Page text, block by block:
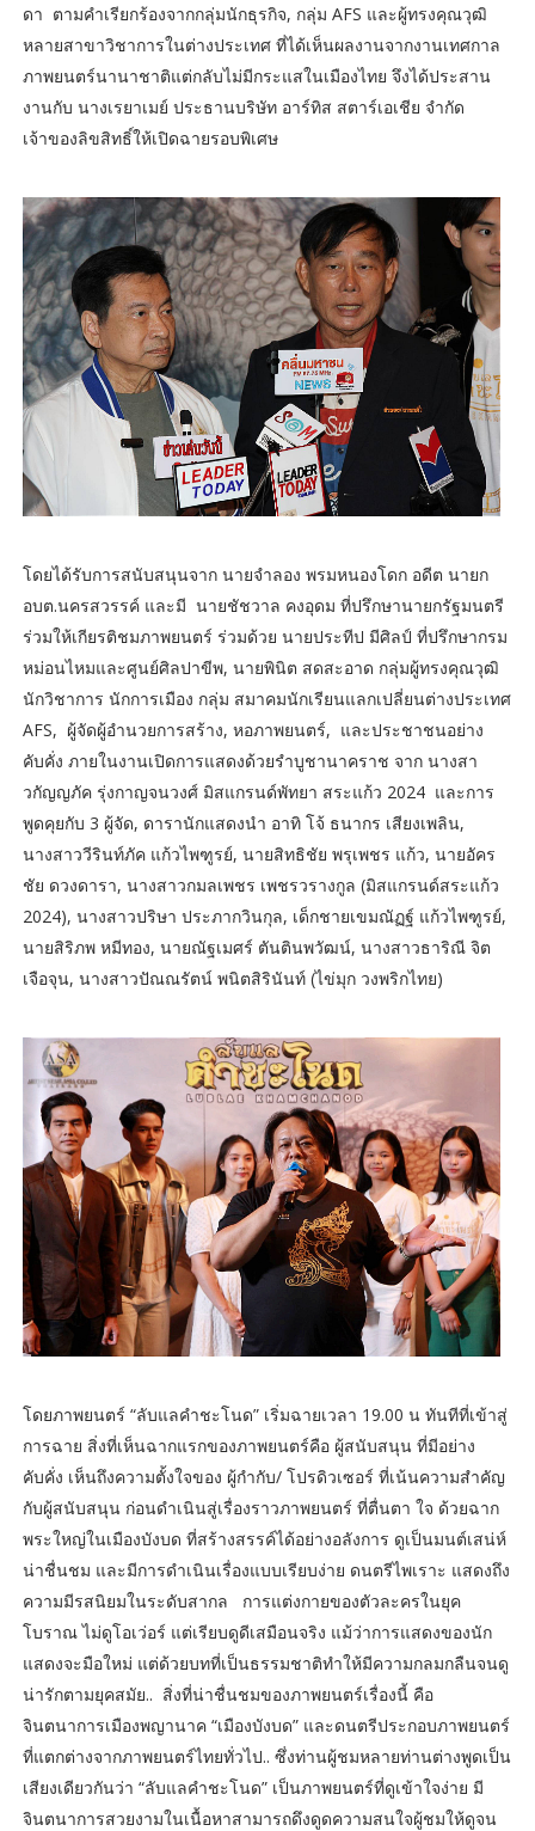
ดา ตามคำเรียกร้องจากกลุ่มนักธุรกิจ, กลุ่ม AFS และผู้ทรงคุณวุฒิ
หลายสาขาวิชาการในต่างประเทศ ที่ได้เห็นผลงานจากงานเทศกาล
ภาพยนตร์นานาชาติแต่กลับไม่มีกระแสในเมืองไทย จึงได้ประสาน
งานกับ นางเรยาเมย์ ประธานบริษัท อาร์ทิส สตาร์เอเชีย จำกัด
เจ้าของลิขสิทธิ์ให้เปิดฉายรอบพิเศษ
โดยได้รับการสนับสนุนจาก นายจำลอง พรมหนองโดก อดีต นายก
อบต.นครสวรรค์ และมี นายชัชวาล คงอุดม ที่ปรึกษานายกรัฐมนตรี
ร่วมให้เกียรติชมภาพยนตร์ ร่วมด้วย นายประทีป มีศิลป์ ที่ปรึกษากรม
หม่อนไหมและศูนย์ศิลปาขีพ, นายพินิต สดสะอาด กลุ่มผู้ทรงคุณวุฒิ
นักวิชาการ นักการเมือง กลุ่ม สมาคมนักเรียนแลกเปลี่ยนต่างประเทศ
AFS, ผู้จัดผู้อำนวยการสร้าง, หอภาพยนตร์, และประชาชนอย่าง
คับคั่ง ภายในงานเปิดการแสดงด้วยรำบูชานาคราช จาก นางสา
วกัญญภัค รุ่งกาญจนวงศ์ มิสแกรนด์พัทยา สระแก้ว 2024 และการ
พูดคุยกับ 3 ผู้จัด, ดารานักแสดงนำ อาทิ โจ้ ธนากร เสียงเพลิน,
นางสาววีรินท์ภัค แก้วไพฑูรย์, นายสิทธิชัย พรุเพชร แก้ว, นายอัคร
ชัย ดวงดารา, นางสาวกมลเพชร เพชรวรางกูล (มิสแกรนด์สระแก้ว
2024), นางสาวปริษา ประภากวินกุล, เด็กชายเขมณัฏฐ์ แก้วไพฑูรย์,
นายสิริภพ หมีทอง, นายณัฐเมศร์ ตันตินพวัฒน์, นางสาวธาริณี จิต
เจือจุน, นางสาวปัณณรัตน์ พนิตสิรินันท์ (ไข่มุก วงพริกไทย)
โดยภาพยนตร์ “ลับแลคำชะโนด” เริ่มฉายเวลา 19.00 น ทันทีที่เข้าสู่
การฉาย สิ่งที่เห็นฉากแรกของภาพยนตร์คือ ผู้สนับสนุน ที่มีอย่าง
คับคั่ง เห็นถึงความตั้งใจของ ผู้กำกับ/ โปรดิวเซอร์ ที่เน้นความสำคัญ
กับผู้สนับสนุน ก่อนดำเนินสู่เรื่องราวภาพยนตร์ ที่ตื่นตา ใจ ด้วยฉาก
พระใหญ่ในเมืองบังบด ที่สร้างสรรค์ได้อย่างอลังการ ดูเป็นมนต์เสน่ห์
น่าชื่นชม และมีการดำเนินเรื่องแบบเรียบง่าย ดนตรีไพเราะ แสดงถึง
ความมีรสนิยมในระดับสากล การแต่งกายของตัวละครในยุค
โบราณ ไม่ดูโอเว่อร์ แต่เรียบดูดีเสมือนจริง แม้ว่าการแสดงของนัก
แสดงจะมือใหม่ แต่ด้วยบทที่เป็นธรรมชาติทำให้มีความกลมกลืนจนดู
น่ารักตามยุคสมัย.. สิ่งที่น่าชื่นชมของภาพยนตร์เรื่องนี้ คือ
จินตนาการเมืองพญานาค “เมืองบังบด” และดนตรีประกอบภาพยนตร์
ที่แตกต่างจากภาพยนตร์ไทยทั่วไป.. ซึ่งท่านผู้ชมหลายท่านต่างพูดเป็น
เสียงเดียวกันว่า “ลับแลคำชะโนด” เป็นภาพยนตร์ที่ดูเข้าใจง่าย มี
จินตนาการสวยงามในเนื้อหาสามารถดึงดูดความสนใจผู้ชมให้ดูจน